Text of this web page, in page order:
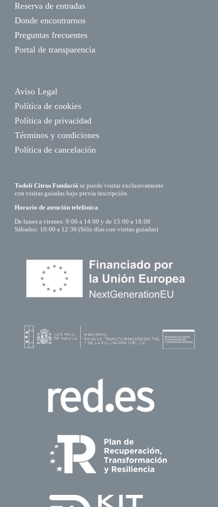
Reserva de entradas
Donde encontrarnos
Preguntas frecuentes
Portal de transparencia
Aviso Legal
Política de cookies
Política de privacidad
Términos y condiciones
Política de cancelación
Todolí Citrus Fundació se puede visitar exclusivamente
con visitas guiadas bajo previa inscripción.
Horario de atención telefónica
De lunes a viernes: 9:00 a 14:00 y de 15:00 a 18:00
Sábados: 10:00 a 12:30 (Sólo días con visitas guiadas)